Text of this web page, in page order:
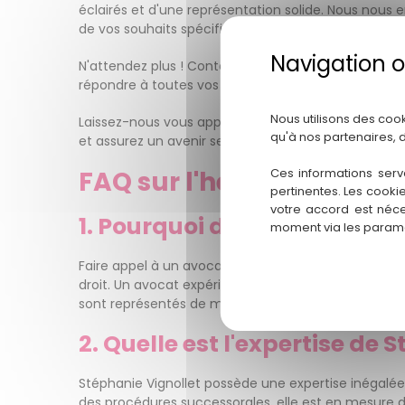
éclairés et d'une représentation solide. Nous
de vos souhaits spécifiques.
N'attendez plus ! Contactez-nous dès aujourd'hui
répondre à toutes vos interrogations et à vous
Laissez-nous vous apporter la tranquillité d'esprit
et assurez un avenir serein pour vous et vos
FAQ sur l'héritage à
1. Pourquoi devrais-je faire
Faire appel à un avocat spécialisé en succession,
droit. Un avocat expérimenté peut vous guider à
sont représentés de manière équitable.
2. Quelle est l'expertise de
Stéphanie Vignollet possède une expertise
Nous utilisons des
qu'à nos partenaires,
Ces informations
pertinentes. Les
votre accord est
moment via les